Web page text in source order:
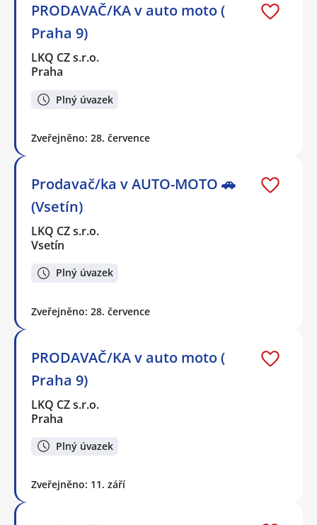
PRODAVAČ/KA v auto moto (
Praha 9)
LKQ CZ s.r.o.
Praha
Plný úvazek
Zveřejněno: 28. července
Prodavač/ka v AUTO-MOTO 🚗
(Vsetín)
LKQ CZ s.r.o.
Vsetín
Plný úvazek
Zveřejněno: 28. července
PRODAVAČ/KA v auto moto (
Praha 9)
LKQ CZ s.r.o.
Praha
Plný úvazek
Zveřejněno: 11. září